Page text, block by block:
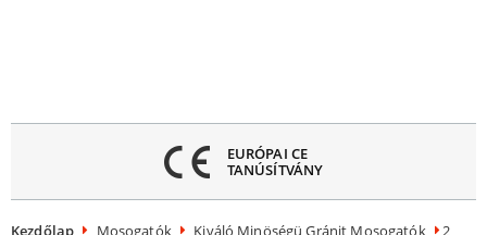
EURÓPAI CE
TANÚSÍTVÁNY
Kezdőlap Mosogatók Kiváló Minöségü Gránit Mosogatók
2